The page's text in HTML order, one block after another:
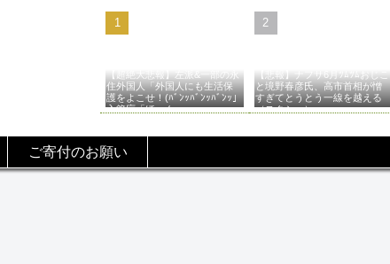
【超絶大悲報】左派&一部の永
住外国人「外国人にも生活保
護をよこせ！(ﾊﾞﾝｯﾊﾞﾝｯﾊﾞﾝｯ」
入管庁「ほーん…」→
【悲報】ナフサ6月ﾂﾑﾂﾑおじこ
と境野春彦氏、高市首相が憎
すぎてとうとう一線を越える
（スクショ）
ご寄付のお願い